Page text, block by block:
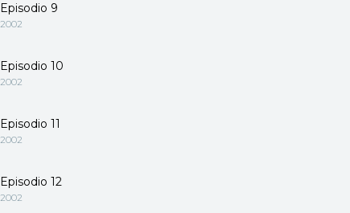
Episodio 9
2002
Episodio 10
2002
Episodio 11
2002
Episodio 12
2002